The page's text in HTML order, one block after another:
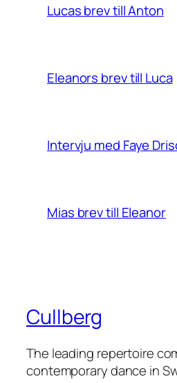
Lucas brev till Anton
Eleanors brev till Luca
Intervju med Faye
Mias brev till Eleanor
Cullberg
The leading repertoire
contemporary dance in